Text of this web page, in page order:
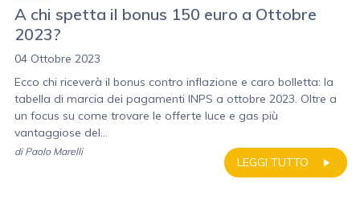
A chi spetta il bonus 150 euro a Ottobre
2023?
04 Ottobre 2023
Ecco chi riceverà il bonus contro inflazione e caro bolletta: la
tabella di marcia dei pagamenti INPS a ottobre 2023. Oltre a
un focus su come trovare le offerte luce e gas più
vantaggiose del...
LEGGI TUTTO
di Paolo Marelli